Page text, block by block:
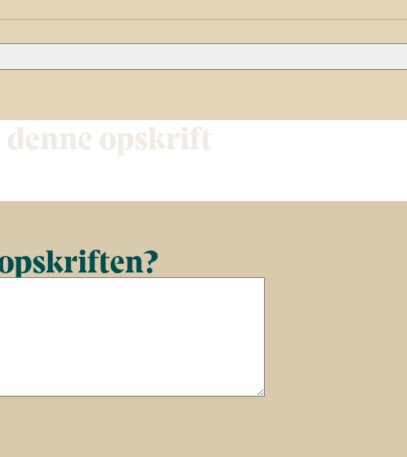
denne opskrift